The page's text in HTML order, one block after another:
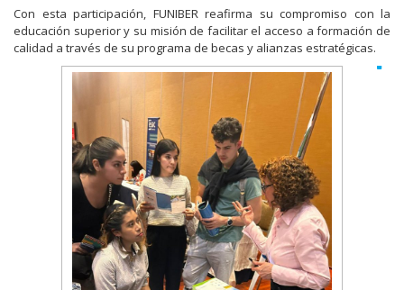
Con esta participación, FUNIBER reafirma su compromiso con la
educación superior y su misión de facilitar el acceso a formación de
calidad a través de su programa de becas y alianzas estratégicas.